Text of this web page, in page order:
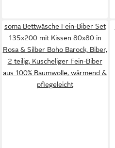
soma Bettwäsche Fein-Biber Set
135x200 mit Kissen 80x80 in
Rosa & Silber Boho Barock, Biber,
2 teilig, Kuscheliger Fein-Biber
aus 100% Baumwolle, wärmend &
pflegeleicht